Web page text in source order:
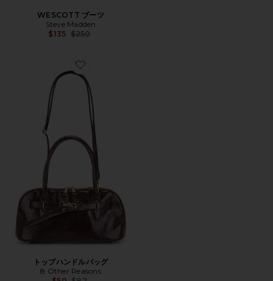
WESCOTT ブーツ
Steve Madden
$135 Previous price:
$250
Favorite トップハンドルバッグ
トップハンドルバッグ
8 Other Reasons